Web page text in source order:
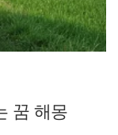
꿈 해몽